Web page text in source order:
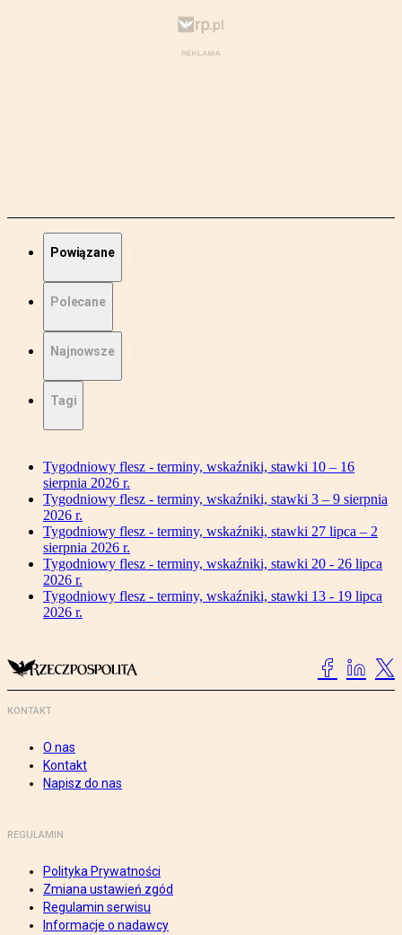
Powiązane
Polecane
Najnowsze
Tagi
Tygodniowy flesz - terminy, wskaźniki, stawki 10 – 16
sierpnia 2026 r.
Tygodniowy flesz - terminy, wskaźniki, stawki 3 – 9 sierpnia
2026 r.
Tygodniowy flesz - terminy, wskaźniki, stawki 27 lipca – 2
sierpnia 2026 r.
Tygodniowy flesz - terminy, wskaźniki, stawki 20 - 26 lipca
2026 r.
Tygodniowy flesz - terminy, wskaźniki, stawki 13 - 19 lipca
2026 r.
KONTAKT
O nas
Kontakt
Napisz do nas
REGULAMIN
Polityka Prywatności
Zmiana ustawień zgód
Regulamin serwisu
Informacje o nadawcy